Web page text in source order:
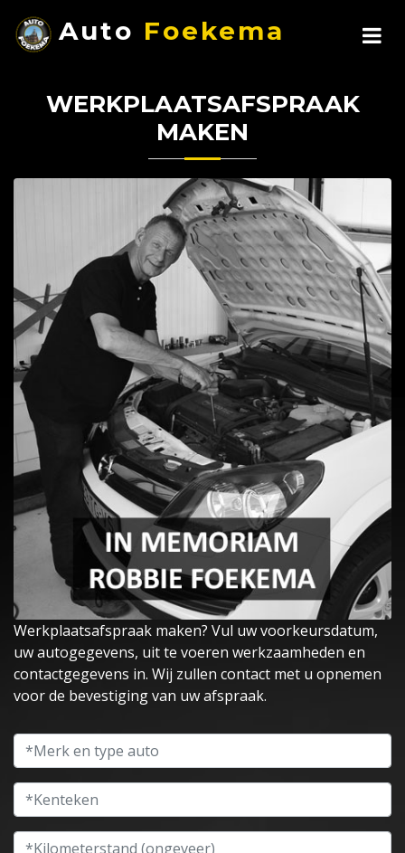
Auto Foekema
WERKPLAATSAFSPRAAK
MAKEN
Werkplaatsafspraak maken? Vul uw voorkeursdatum,
uw autogegevens, uit te voeren werkzaamheden en
contactgegevens in. Wij zullen contact met u opnemen
voor de bevestiging van uw afspraak.
Merk en type auto
Kenteken
Kilometerstand